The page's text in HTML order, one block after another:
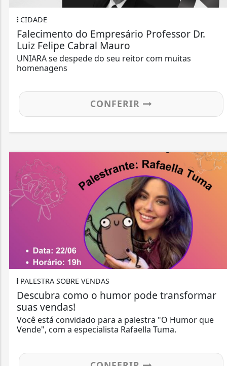
CIDADE
Falecimento do Empresário Professor Dr.
Luiz Felipe Cabral Mauro
UNIARA se despede do seu reitor com muitas
homenagens
CONFERIR
PALESTRA SOBRE VENDAS
Descubra como o humor pode transformar
suas vendas!
Você está convidado para a palestra "O Humor que
Vende", com a especialista Rafaella Tuma.